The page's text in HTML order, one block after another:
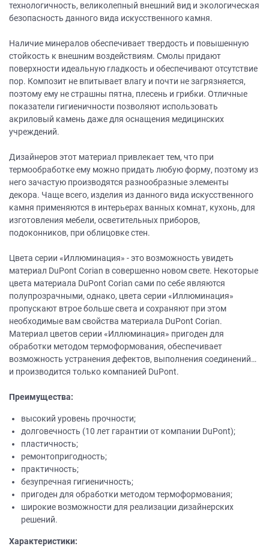
технологичность, великолепный внешний вид и экологическая
безопасность данного вида искусственного камня.
Наличие минералов обеспечивает твердость и повышенную
стойкость к внешним воздействиям. Смолы придают
поверхности идеальную гладкость и обеспечивают отсутствие
пор. Композит не впитывает влагу и почти не загрязняется,
поэтому ему не страшны пятна, плесень и грибки. Отличные
показатели гигиеничности позволяют использовать
акриловый камень даже для оснащения медицинских
учреждений.
Дизайнеров этот материал привлекает тем, что при
термообработке ему можно придать любую форму, поэтому из
него зачастую производятся разнообразные элементы
декора. Чаще всего, изделия из данного вида искусственного
камня применяются в интерьерах ванных комнат, кухонь, для
изготовления мебели, осветительных приборов,
подоконников, при облицовке стен.
Цвета серии «Иллюминация» - это возможность увидеть
материал DuPont Corian в совершенно новом свете. Некоторые
цвета материала DuPont Corian сами по себе являются
полупрозрачными, однако, цвета серии «Иллюминация»
пропускают втрое больше света и сохраняют при этом
необходимые вам свойства материала DuPont Corian.
Материал цветов серии «Иллюминация» пригоден для
обработки методом термоформования, обеспечивает
возможность устранения дефектов, выполнения соединений…
и производится только компанией DuPont.
Преимущества:
высокий уровень прочности;
долговечность (10 лет гарантии от компании DuPont);
пластичность;
ремонтопригодность;
практичность;
безупречная гигиеничность;
пригоден для обработки методом термоформования;
широкие возможности для реализации дизайнерских
решений.
Характеристики: